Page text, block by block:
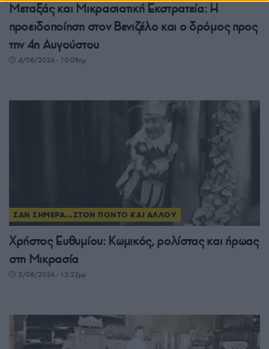
Μεταξάς και Μικρασιατική Εκστρατεία: Η
προειδοποίηση στον Βενιζέλο και ο δρόμος προς
την 4η Αυγούστου
4/08/2026 - 10:08πμ
ΣΑΝ ΣΗΜΕΡΑ...ΣΤΟΝ ΠΟΝΤΟ ΚΑΙ ΑΛΛΟΥ
Χρήστος Ευθυμίου: Κωμικός, ρολίστας και ήρωας
στη Μικρασία
3/08/2026 - 12:22μμ